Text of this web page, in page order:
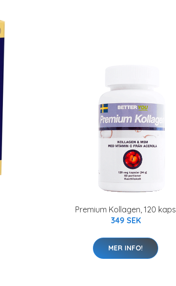
Premium Kollagen, 120 kaps
349 SEK
MER INFO!